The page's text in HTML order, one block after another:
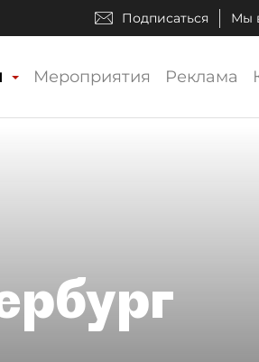
Подписаться Мы
Мероприятия Реклама